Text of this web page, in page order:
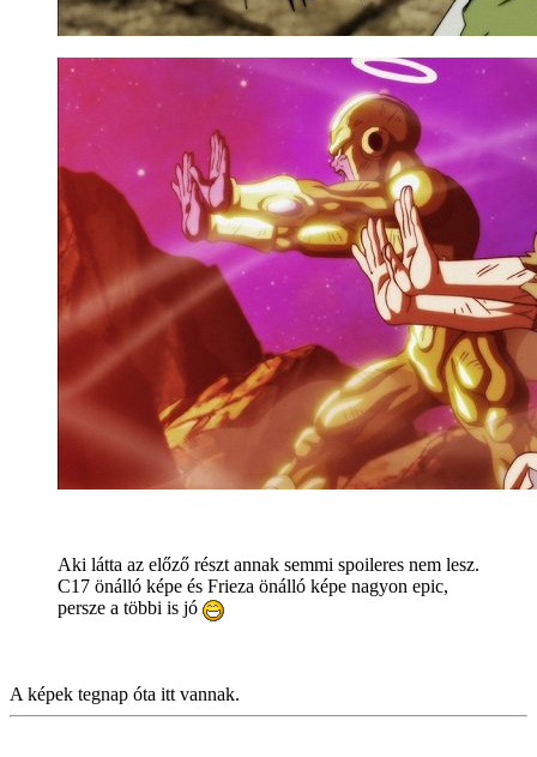
Aki látta az előző részt annak semmi spoileres nem lesz.
C17 önálló képe és Frieza önálló képe nagyon epic,
persze a többi is jó
A képek tegnap óta itt vannak.